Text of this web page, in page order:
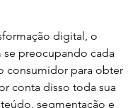
digital, o
se preocupando cada
consumidor para obter
conta disso toda sua
segmentação e